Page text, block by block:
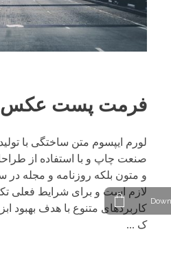
فرمت پست عکس
لورم ایپسوم متن ساختگی با
صنعت چاپ و با استفاده از
و متون بلکه روزنامه و مجله
لازم است و برای شرایط فعلی
کاربردهای متنوع با هدف بهبود
ک ...